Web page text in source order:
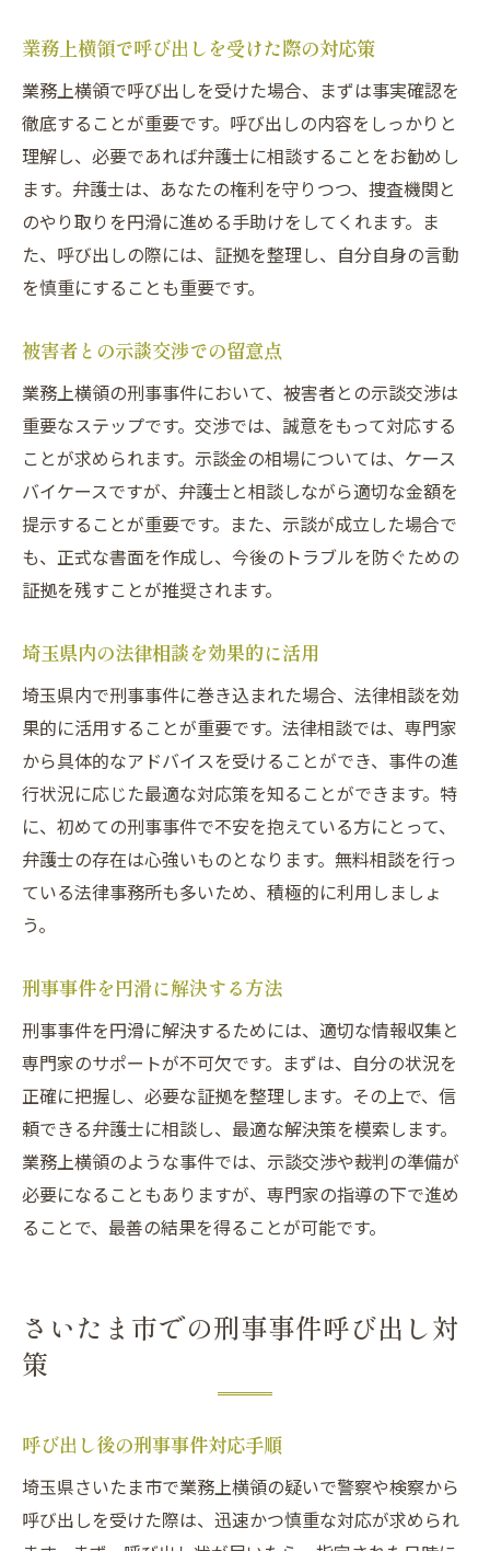
法律知識の習得が不安を軽減
呼び出しに強い弁護士の探し方
埼玉県での業務上横領と示談交渉のポイント
示談交渉での成功法則と注意点
刑事事件での示談成立が重要な理由
業務上横領の示談金相場を知る
埼玉県での刑事事件示談の流れ
刑事事件で示談を成立させる秘訣
さいたま市での刑事事件対応の基本
さいたま市での刑事事件の初動対応
初めての呼び出しでの準備チェック
示談交渉を有利に進める方法
刑事事件における弁護士の役割
業務上横領での被疑者の対応策
埼玉県での呼び出しと示談金の相場
刑事事件での呼び出し時の心構え
示談金の相場を理解し交渉を優位に
業務上横領での呼び出しに備える方法
埼玉県内での示談交渉の実態
刑事事件専門の弁護士によるアドバイス
呼び出しの際に知っておくべき法律知識
被疑者としての対応法と注意点
業務上横領の示談交渉を成功させるには
埼玉県での刑事事件の法律アドバイス
呼び出し後の法律相談のポイント
刑事事件における効果的な示談手続き
業務上横領で呼び出しを受けた際の対応策
業務上横領で呼び出しを受けた場合、まずは事実確認を
徹底することが重要です。呼び出しの内容をしっかりと
理解し、必要であれば弁護士に相談することをお勧めし
ます。弁護士は、あなたの権利を守りつつ、捜査機関と
のやり取りを円滑に進める手助けをしてくれます。ま
た、呼び出しの際には、証拠を整理し、自分自身の言動
を慎重にすることも重要です。
被害者との示談交渉での留意点
業務上横領の刑事事件において、被害者との示談交渉は
重要なステップです。交渉では、誠意をもって対応する
ことが求められます。示談金の相場については、ケース
バイケースですが、弁護士と相談しながら適切な金額を
提示することが重要です。また、示談が成立した場合で
も、正式な書面を作成し、今後のトラブルを防ぐための
証拠を残すことが推奨されます。
埼玉県内の法律相談を効果的に活用
埼玉県内で刑事事件に巻き込まれた場合、法律相談を効
果的に活用することが重要です。法律相談では、専門家
から具体的なアドバイスを受けることができ、事件の進
行状況に応じた最適な対応策を知ることができます。特
に、初めての刑事事件で不安を抱えている方にとって、
弁護士の存在は心強いものとなります。無料相談を行っ
ている法律事務所も多いため、積極的に利用しましょ
う。
刑事事件を円滑に解決する方法
刑事事件を円滑に解決するためには、適切な情報収集と
専門家のサポートが不可欠です。まずは、自分の状況を
正確に把握し、必要な証拠を整理します。その上で、信
頼できる弁護士に相談し、最適な解決策を模索します。
業務上横領のような事件では、示談交渉や裁判の準備が
必要になることもありますが、専門家の指導の下で進め
ることで、最善の結果を得ることが可能です。
さいたま市での刑事事件呼び出し対
策
呼び出し後の刑事事件対応手順
埼玉県さいたま市で業務上横領の疑いで警察や検察から
呼び出しを受けた際は、迅速かつ慎重な対応が求められ